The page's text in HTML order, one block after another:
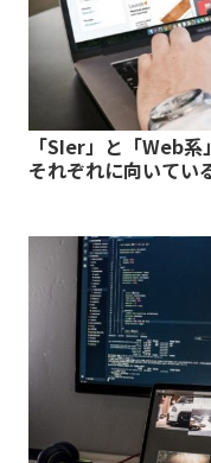
「SIer」と「Web
それぞれに向いてい